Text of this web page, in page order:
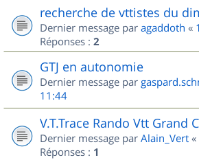
recherche de vttistes du
Dernier message par agaddoth «
Réponses : 2
GTJ en autonomie
Dernier message par
11:44
V.T.Trace Rando Vtt Grand
Dernier message par Alain_Vert «
Réponses : 1